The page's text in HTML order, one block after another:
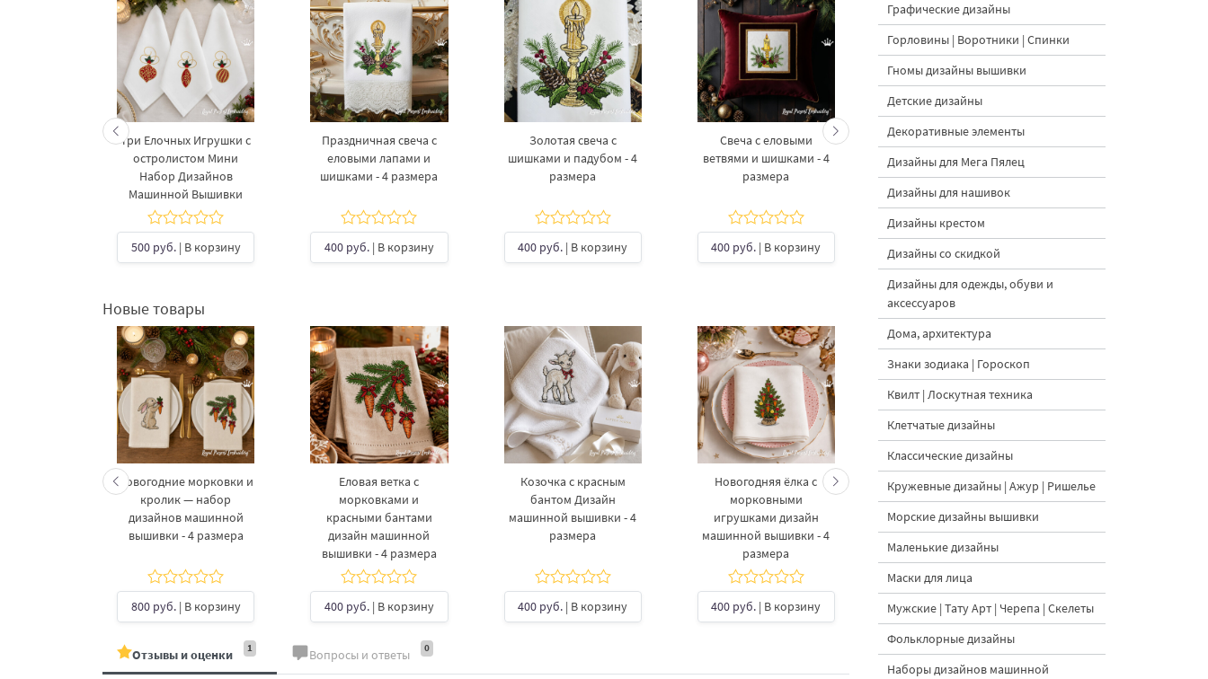
Три Елочных Игрушки с
остролистом Мини
Набор Дизайнов
Машинной Вышивки
500 руб.| В корзину
Праздничная свеча с
еловыми лапами и
шишками - 4 размера
400 руб.| В корзину
Золотая свеча с
шишками и падубом - 4
размера
400 руб. | В корзину
Свеча с еловыми
ветвями и шишками - 4
размера
400 руб. | В корзину
Рождественская свеча с
шишками и еловыми
ветвями - 4 размера
400 руб. | В корзину
Новые товары
Новогодние морковки и
кролик — набор
дизайнов машинной
вышивки - 4 размера
800 руб.| В корзину
Еловая ветка с
морковками и
красными бантами
дизайн машинной
вышивки - 4 размера
400 руб.| В корзину
Козочка с красным
бантом Дизайн
машинной вышивки - 4
размера
400 руб. | В корзину
Новогодняя ёлка с
морковными
игрушками дизайн
машинной вышивки - 4
размера
400 руб. | В корзину
Кролик украшает ёлку
морковками дизайн
машинной вышивки - 3
размера
500 руб.| В корзину
Новогодний зайчик
дизайн машинной
Отзывы и оценки 1 Вопросы и ответы 0
Графические дизайны
Горловины | Воротники | Спинки
Гномы дизайны вышивки
Детские дизайны
Декоративные элементы
Дизайны для Мега Пялец
Дизайны для нашивок
Дизайны крестом
Дизайны со скидкой
Дизайны для одежды, обуви и
аксессуаров
Дома, архитектура
Знаки зодиака | Гороскоп
Квилт | Лоскутная техника
Клетчатые дизайны
Классические дизайны
Кружевные дизайны | Ажур | Ришелье
Морские дизайны вышивки
Маленькие дизайны
Маски для лица
Мужские | Тату Арт | Черепа | Скелеты
Фольклорные дизайны
Наборы дизайнов машинной